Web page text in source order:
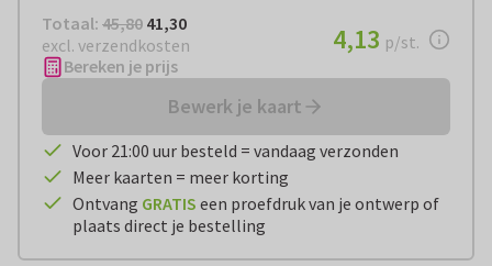
Totaal: € 41,30
Totaal: 45,80 41,30
excl. verzendkosten
€ 4,13per stuk
4,13 p/st.
Bereken je prijs
Bewerk je kaart
Voor 21:00 uur besteld = vandaag verzonden
Meer kaarten = meer korting
Ontvang GRATIS een proefdruk van je ontwerp of
plaats direct je bestelling